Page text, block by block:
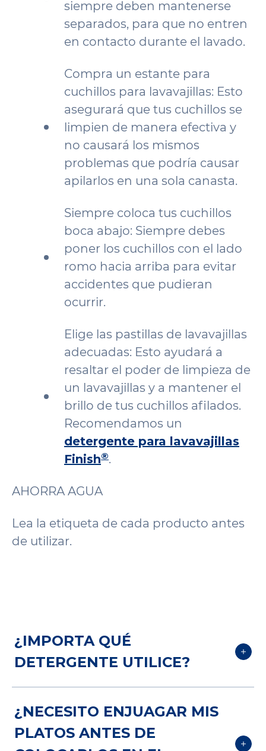
siempre deben mantenerse
separados, para que no entren
en contacto durante el lavado.
Compra un estante para
cuchillos para lavavajillas: Esto
asegurará que tus cuchillos se
limpien de manera efectiva y
no causará los mismos
problemas que podría causar
apilarlos en una sola canasta.
Siempre coloca tus cuchillos
boca abajo: Siempre debes
poner los cuchillos con el lado
romo hacia arriba para evitar
accidentes que pudieran
ocurrir.
Elige las pastillas de lavavajillas
adecuadas: Esto ayudará a
resaltar el poder de limpieza de
un lavavajillas y a mantener el
brillo de tus cuchillos afilados.
Recomendamos un
detergente para lavavajillas
Finish®.
AHORRA AGUA
Lea la etiqueta de cada producto antes
de utilizar.
¿IMPORTA QUÉ
DETERGENTE UTILICE?
Tu detergente debe complementar la
acción limpiadora de tu lavavajillas. El
detergente para lavavajillas automático
¿NECESITO ENJUAGAR MIS
PLATOS ANTES DE